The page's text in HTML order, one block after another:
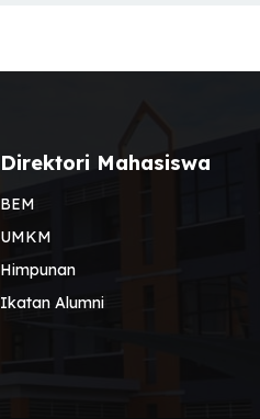
Direktori Mahasiswa
BEM
UMKM
Himpunan
Ikatan Alumni